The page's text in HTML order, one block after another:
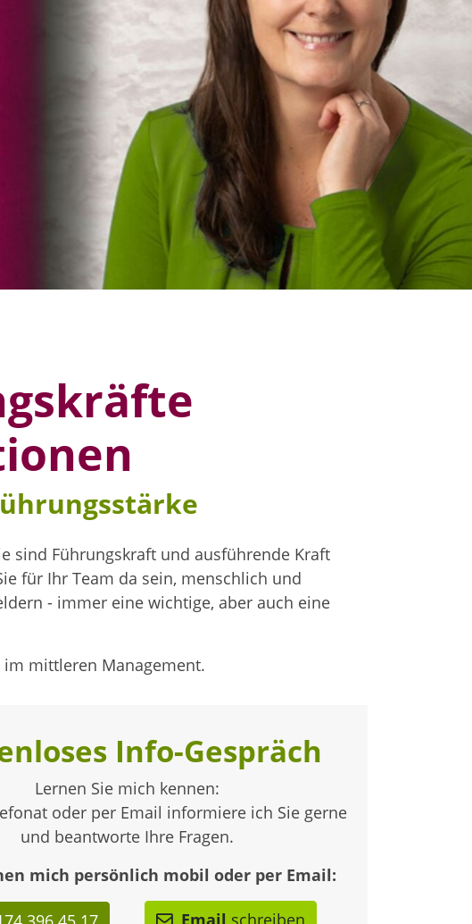
sind Führungskraft und ausführende Kraft
für Ihr Team da sein, menschlich und
- immer eine wichtige, aber auch eine
mittleren Management.
Info-Gespräch
Lernen Sie mich kennen:
oder per Email informiere ich Sie gerne
und beantworte Ihre Fragen.
mich persönlich mobil oder per Email:
Email schreiben